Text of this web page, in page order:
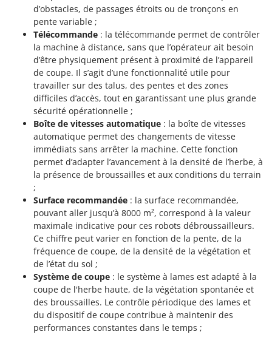
Lames niveleuses pour tracteur
Lave-vitres
Lieuses électriques pour vignes
Machines à pâtes
Machines pour la transformation des fruits
Machines sous vide
Motobineuses
Motoculteurs
Motofaucheuses
Motopompes pour irrigation
Moulins à céréales électriques
Moulins à farine
Nettoyeurs et Balais à vapeur
Nettoyeurs haute pression
Nettoyeurs tapis, moquettes et tapisseries
Eschenfelder
EuroMech
Eurosystems
FAC
Fama Industrie
Famag
Famur
FARMER
FBC
Ferrari Group
Ferroni
Ferrua
FIAC
FIEM
Fimar
FINI
Fiorentini
Fiskars
d’obstacles, de passages étroits ou de tronçons en
pente variable ;
Télécommande : la télécommande permet de contrôler
la machine à distance, sans que l’opérateur ait besoin
d’être physiquement présent à proximité de l’appareil
de coupe. Il s’agit d’une fonctionnalité utile pour
travailler sur des talus, des pentes et des zones
difficiles d’accès, tout en garantissant une plus grande
sécurité opérationnelle ;
Boîte de vitesses automatique : la boîte de vitesses
automatique permet des changements de vitesse
immédiats sans arrêter la machine. Cette fonction
permet d’adapter l’avancement à la densité de l’herbe, à
la présence de broussailles et aux conditions du terrain
;
Surface recommandée : la surface recommandée,
pouvant aller jusqu’à 8000 m², correspond à la valeur
maximale indicative pour ces robots débroussailleurs.
Ce chiffre peut varier en fonction de la pente, de la
fréquence de coupe, de la densité de la végétation et
de l’état du sol ;
Système de coupe : le système à lames est adapté à la
coupe de l'herbe haute, de la végétation spontanée et
des broussailles. Le contrôle périodique des lames et
du dispositif de coupe contribue à maintenir des
performances constantes dans le temps ;